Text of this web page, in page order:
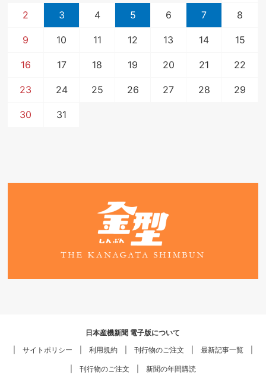
2 3 4 5 6 7 8
9 10 11 12 13 14 15
16 17 18 19 20 21 22
23 24 25 26 27 28 29
30 31
日本産機新聞 電子版について
サイトポリシー
利用規約 刊行物のご注文 最新記事一覧
刊行物のご注文 新聞の年間購読